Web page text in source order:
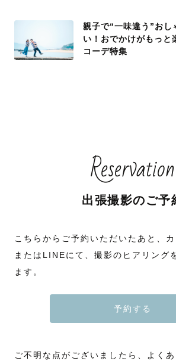
親子で“一味違う”おし
い！おでかけがもっと
コーデ特集
Reservation
出張撮影のご予
こちらからご予約いただいたあと、
またはLINEにて、撮影のヒアリング
ます。
予約する
ご不明な点がございましたら、よく